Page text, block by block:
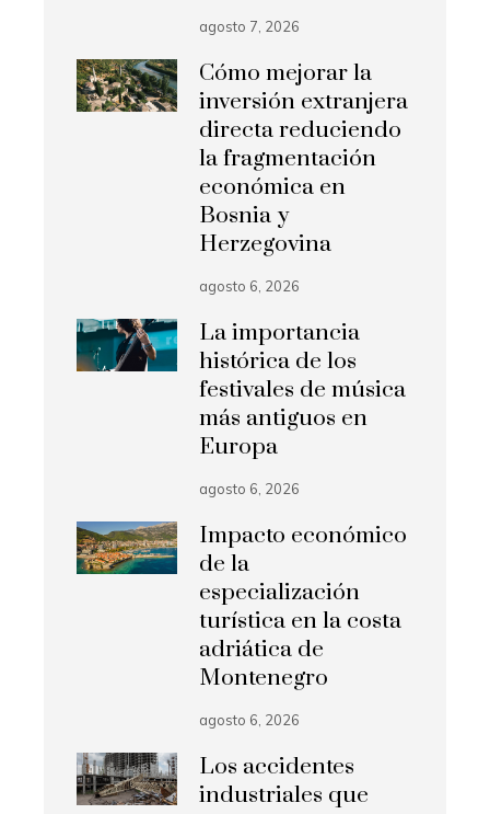
agosto 7, 2026
Cómo mejorar la
inversión extranjera
directa reduciendo
la fragmentación
económica en
Bosnia y
Herzegovina
agosto 6, 2026
La importancia
histórica de los
festivales de música
más antiguos en
Europa
agosto 6, 2026
Impacto económico
de la
especialización
turística en la costa
adriática de
Montenegro
agosto 6, 2026
Los accidentes
industriales que